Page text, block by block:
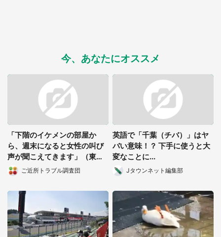
今、あなたにオススメ
「下階のイケメンの部屋か
ら、週末になると女性の叫び
声が聞こえてきます」（東京
都・30代女性）
ご近所トラブル調査団
英語で「千葉（チバ）」はヤ
バい意味！？ 下手に使うと大
変なことに...
Jタウンネット編集部